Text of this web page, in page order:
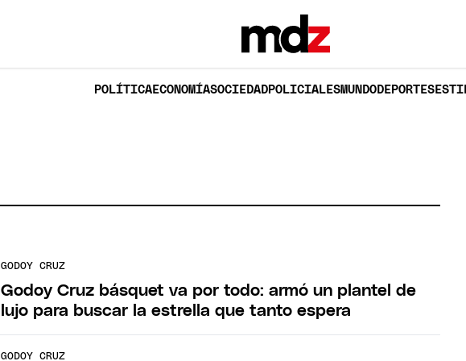
POLÍTICAECONOMÍASOCIEDADPOLICIALESMUNDODEPORTES
GODOY CRUZ
Godoy Cruz básquet va por todo: armó un plantel de
lujo para buscar la estrella que tanto espera
GODOY CRUZ